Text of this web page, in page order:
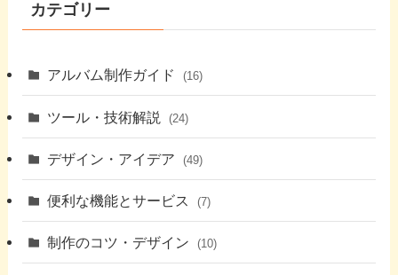
カテゴリー
アルバム制作ガイド (16)
ツール・技術解説 (24)
デザイン・アイデア (49)
便利な機能とサービス (7)
制作のコツ・デザイン (10)